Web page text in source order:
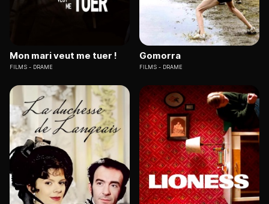
Mon mari veut me tuer !
FILMS DRAME
Gomorra
FILMS DRAME